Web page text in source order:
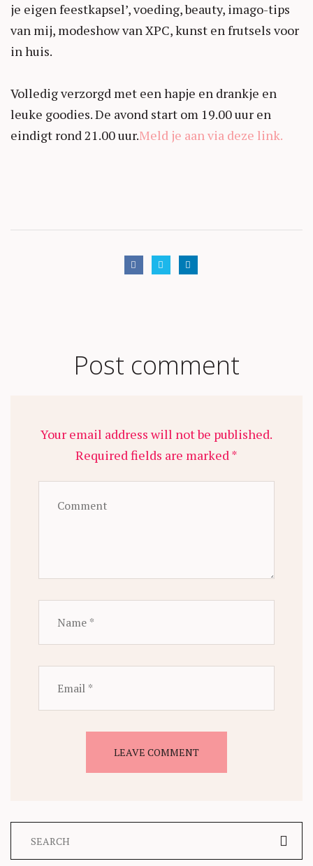
je eigen feestkapsel’, voeding, beauty, imago-tips
van mij, modeshow van XPC, kunst en frutsels voor
in huis.
Volledig verzorgd met een hapje en drankje en
leuke goodies. De avond start om 19.00 uur en
eindigt rond 21.00 uur.Meld je aan via deze link.
Post comment
Your email address will not be published.
Required fields are marked *